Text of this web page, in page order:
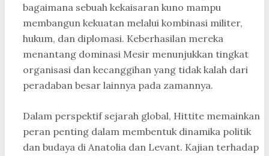
bagaimana sebuah kekaisaran kuno mampu
membangun kekuatan melalui kombinasi militer,
hukum, dan diplomasi. Keberhasilan mereka
menantang dominasi Mesir menunjukkan tingkat
organisasi dan kecanggihan yang tidak kalah dari
peradaban besar lainnya pada zamannya.
Dalam perspektif sejarah global, Hittite memainkan
peran penting dalam membentuk dinamika politik
dan budaya di Anatolia dan Levant. Kajian terhadap